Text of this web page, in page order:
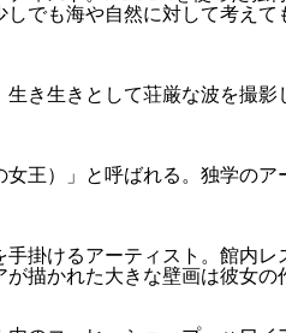
でも海や自然に対して考え
き生きとして荘厳な波を撮
王）」と呼ばれる。独学の
掛けるアーティスト。館内
描かれた大きな壁画は彼女の